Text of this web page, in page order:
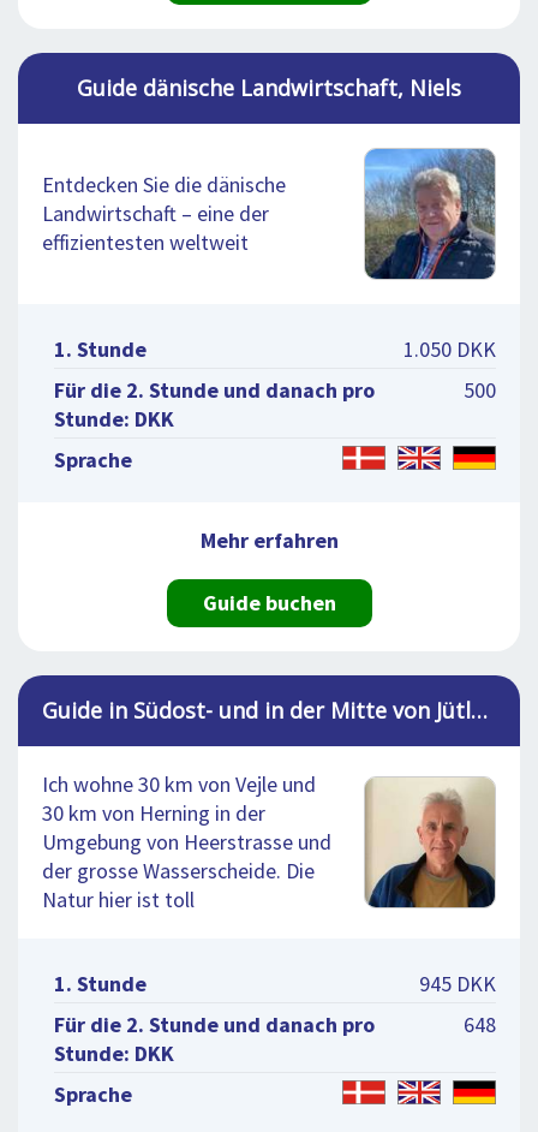
Guide dänische Landwirtschaft, Niels
Entdecken Sie die dänische
Landwirtschaft – eine der
effizientesten weltweit
1. Stunde
1.050 DKK
Für die 2. Stunde und danach pro
Stunde: DKK
500
Sprache
Mehr erfahren
Guide buchen
Guide in Südost- und in der Mitte von Jütland, Jens
Ich wohne 30 km von Vejle und
30 km von Herning in der
Umgebung von Heerstrasse und
der grosse Wasserscheide. Die
Natur hier ist toll
1. Stunde
945 DKK
Für die 2. Stunde und danach pro
Stunde: DKK
648
Sprache